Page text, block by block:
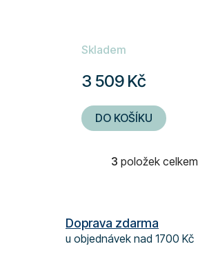
Skladem
3 509 Kč
DO KOŠÍKU
O
d
a
3 položek celkem
Doprava zdarma
u objednávek nad 1700 Kč